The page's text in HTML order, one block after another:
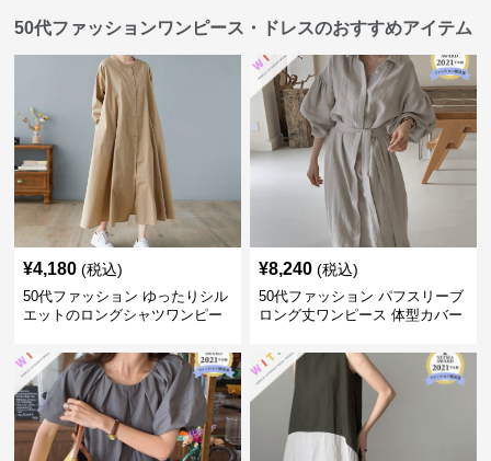
50代ファッションワンピース・ドレスのおすすめアイテム
¥4,180 (税込)
50代ファッション ゆったりシル
エットのロングシャツワンピー
¥8,240 (税込)
50代ファッション パフスリーブ
ロング丈ワンピース 体型カバー